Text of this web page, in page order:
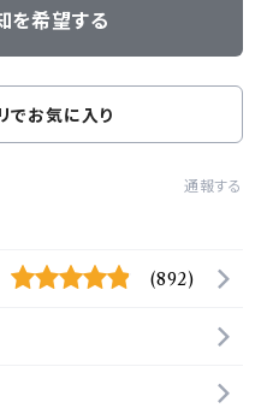
を希望する
でお気に入り
通報する
(892)